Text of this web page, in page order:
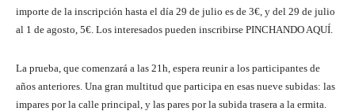
importe de la inscripción hasta el día 29 de julio es de 3€, y del 29 de julio
al 1 de agosto, 5€. Los interesados pueden inscribirse PINCHANDO AQUÍ.
La prueba, que comenzará a las 21h, espera reunir a los participantes de
años anteriores. Una gran multitud que participa en esas nueve subidas: las
impares por la calle principal, y las pares por la subida trasera a la ermita.